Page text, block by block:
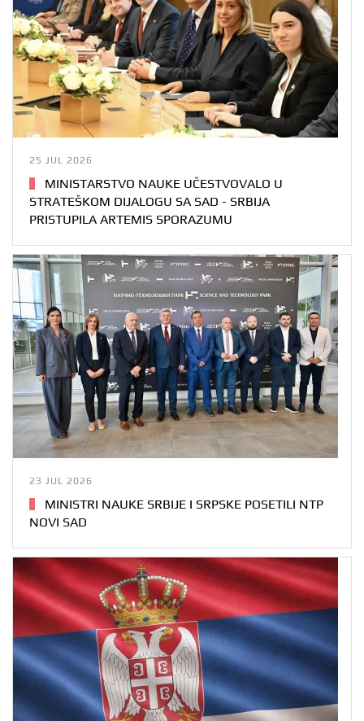
25 JUL 2026
MINISTARSTVO NAUKE UČESTVOVALO U
STRATEŠKOM DIJALOGU SA SAD - SRBIJA
PRISTUPILA ARTEMIS SPORAZUMU
23 JUL 2026
MINISTRI NAUKE SRBIJE I SRPSKE POSETILI NTP
NOVI SAD